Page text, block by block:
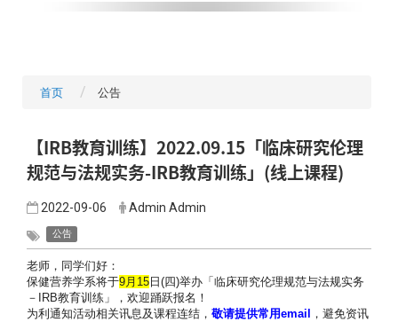
首页 公告
【IRB教育训练】2022.09.15「临床研究伦理
规范与法规实务-IRB教育训练」(线上课程)
2022-09-06 Admin Admin
公告
老师，同学们好：
保健营养学系将于9月15 日(四)举办「 临床研究伦理规范与法规实务
－IRB教育训练」，欢迎踊跃报名！
为利通知活动相关讯息及课程连结， 敬请提供常用email ， 避免资讯